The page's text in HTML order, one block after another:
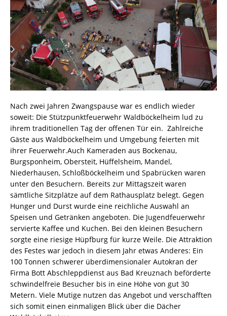
Nach zwei Jahren Zwangspause war es endlich wieder
soweit: Die Stützpunktfeuerwehr Waldböckelheim lud zu
ihrem traditionellen Tag der offenen Tür ein. Zahlreiche
Gäste aus Waldböckelheim und Umgebung feierten mit
ihrer Feuerwehr.Auch Kameraden aus Bockenau,
Burgsponheim, Obersteit, Hüffelsheim, Mandel,
Niederhausen, Schloßböckelheim und Spabrücken waren
unter den Besuchern. Bereits zur Mittagszeit waren
sämtliche Sitzplätze auf dem Rathausplatz belegt. Gegen
Hunger und Durst wurde eine reichliche Auswahl an
Speisen und Getränken angeboten. Die Jugendfeuerwehr
servierte Kaffee und Kuchen. Bei den kleinen Besuchern
sorgte eine riesige Hüpfburg für kurze Weile. Die Attraktion
des Festes war jedoch in diesem Jahr etwas Anderes: Ein
100 Tonnen schwerer überdimensionaler Autokran der
Firma Bott Abschleppdienst aus Bad Kreuznach beförderte
schwindelfreie Besucher bis in eine Höhe von gut 30
Metern. Viele Mutige nutzen das Angebot und verschafften
sich somit einen einmaligen Blick über die Dächer